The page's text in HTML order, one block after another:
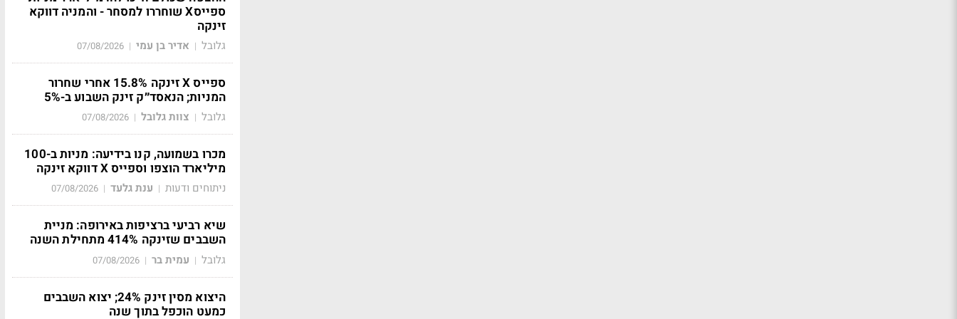
ספייסX שוחררו למסחר - והמניה דווקא
זינקה
גלובל | אדיר בן עמי |
07/08/2026
ספייס X זינקה 15.8% אחרי שחרור
המניות; הנאסד״ק זינק השבוע ב-5%
גלובל | צוות גלובל |
07/08/2026
מכרו בשמועה, קנו בידיעה: מניות ב-100
מיליארד הוצפו וספייס X דווקא זינקה
ניתוחים ודעות | ענת גלעד |
07/08/2026
שיא רביעי ברציפות באירופה: מניית
השבבים שזינקה 414% מתחילת השנה
גלובל | עמית בר |
07/08/2026
היצוא מסין זינק 24%; יצוא השבבים
כמעט הוכפל בתוך שנה